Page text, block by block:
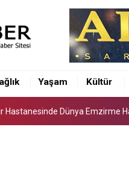
Yaşam Kültür
Hastanesinde Dünya Emzirme
Müdürü Osman Elbir’den 4
karayolunda feci kaza 1 ÖLÜ 5
Hastanesinde Dünya Emzirme